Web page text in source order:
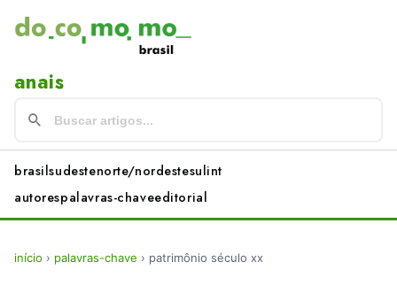
anais
brasilsudestenorte/nordestesulint
autorespalavras-chaveeditorial
início › palavras-chave › patrimônio século xx